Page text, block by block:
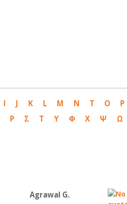
I J K L M N T O P
Ρ Σ Τ Υ Φ Χ Ψ Ω
Agrawal G.